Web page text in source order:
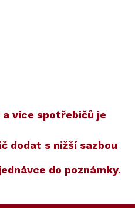
více spotřebičů je
dodat s nižší sazbou
do poznámky.